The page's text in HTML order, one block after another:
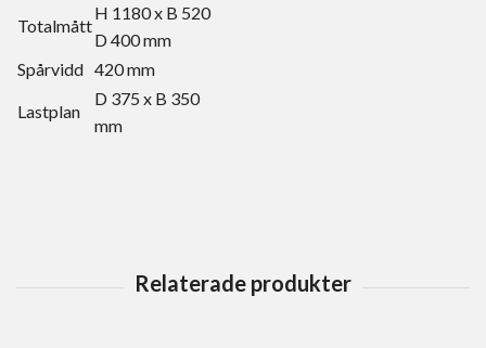
Totalmått
H 1180 x B 520
D 400 mm
Spårvidd 420 mm
Lastplan
D 375 x B 350
mm